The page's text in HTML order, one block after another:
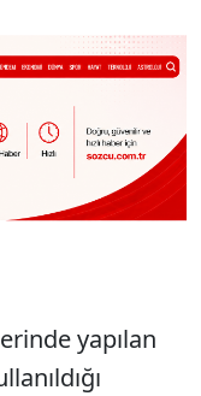
yapılan